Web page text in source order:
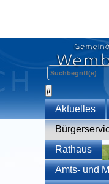
Aktuelles
Rathaus
Amts- und